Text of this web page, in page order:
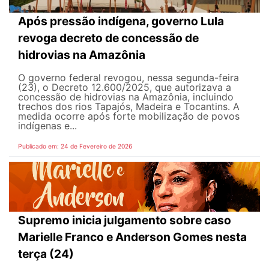
Após pressão indígena, governo Lula
revoga decreto de concessão de
hidrovias na Amazônia
O governo federal revogou, nessa segunda-feira
(23), o Decreto 12.600/2025, que autorizava a
concessão de hidrovias na Amazônia, incluindo
trechos dos rios Tapajós, Madeira e Tocantins. A
medida ocorre após forte mobilização de povos
indígenas e...
Publicado em: 24 de Fevereiro de 2026
Supremo inicia julgamento sobre caso
Marielle Franco e Anderson Gomes nesta
terça (24)